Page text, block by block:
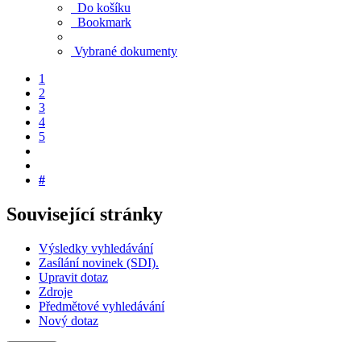
Do košíku
Bookmark
Vybrané dokumenty
1
2
3
4
5
#
Související stránky
Výsledky vyhledávání
Zasílání novinek (SDI).
Upravit dotaz
Zdroje
Předmětové vyhledávání
Nový dotaz